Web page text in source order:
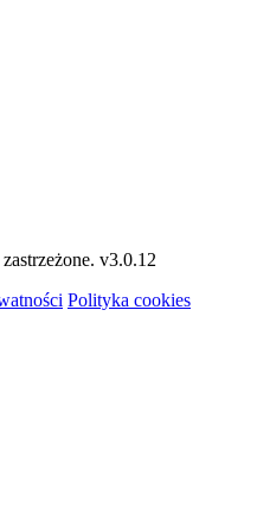
v3.0.12
Polityka cookies